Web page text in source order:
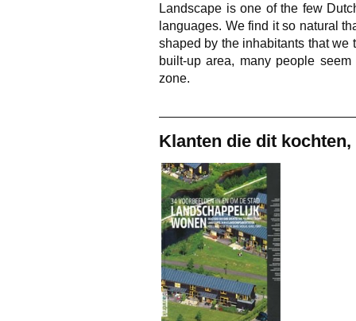
Landscape is one of the few
languages. We find it so natural
shaped by the inhabitants that we
built-up area, many people
zone.
Klanten die dit